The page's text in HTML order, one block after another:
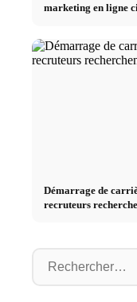
marketing en ligne
Démarrage de
recruteurs